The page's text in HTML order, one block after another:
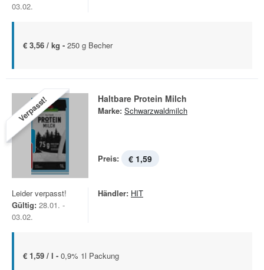
03.02.
€ 3,56 / kg - 250 g Becher
Verpasst! Haltbare Protein Milch
Marke: Schwarzwaldmilch
Preis: € 1,59
Leider verpasst!
Gültig: 28.01. -
03.02.
Händler: HIT
€ 1,59 / l - 0,9% 1l Packung